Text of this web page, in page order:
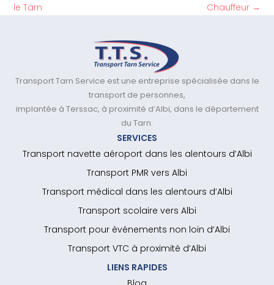
le Tarn
Chauffeur →
Transport Tarn Service est une entreprise spécialisée dans le
transport de personnes,
implantée à Terssac, à proximité d’Albi, dans le département
du Tarn.
SERVICES
Transport navette aéroport dans les alentours d’Albi
Transport PMR vers Albi
Transport médical dans les alentours d’Albi
Transport scolaire vers Albi
Transport pour événements non loin d’Albi
Transport VTC à proximité d’Albi
LIENS RAPIDES